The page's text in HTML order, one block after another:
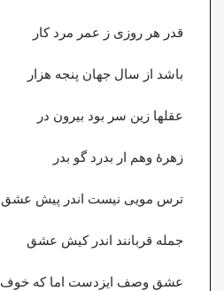
قدر هر روزی ز عمر مرد کار
باشد از سال جهان پنجه هزار
عقلها زین سر بود بیرون در
زهرهٔ وهم ار بدرد گو بدر
ترس مویی نیست اندر پیش عشق
جمله قربانند اندر کیش عشق
عشق وصف ایزدست اما که خوف